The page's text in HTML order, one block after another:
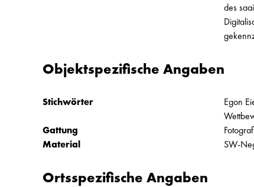
des
Objektspezifische Angaben
Stichwörter
Egon
Gattung
Material
SW-
Ortsspezifische Angaben